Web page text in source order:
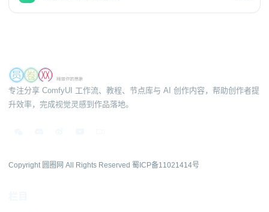
专注分享 ComfyUI 工作流、教程、节点库与 AI 创作内容，帮助创作者提
升效率，完成视觉灵感到作品落地。
Copyright 圆圈网 All Rights Reserved 蜀ICP备11021414号